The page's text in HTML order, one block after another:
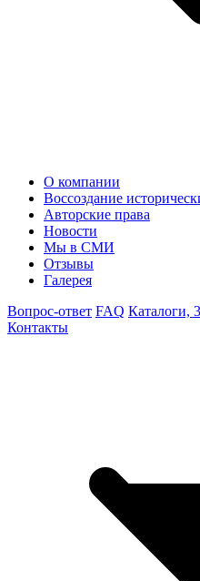
О компании
Воссоздание
Авторские права
Новости
Мы в СМИ
Отзывы
Галерея
Вопрос-ответ FAQ Каталоги,
Контакты